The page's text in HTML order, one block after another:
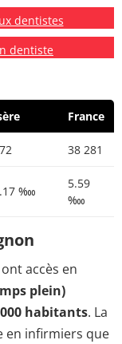
dentistes
dentiste
France
38 281
‱
5.59
‱
accès en
plein)
habitants. La
en infirmiers que